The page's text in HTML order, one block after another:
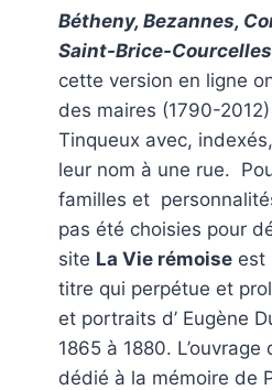
Bétheny, Bezannes,
Saint-Brice-
cette version en ligne
des maires (1790-
Tinqueux avec,
leur nom à une rue.
familles et
pas été choisies pour
site La Vie rémoise est
titre qui perpétue et
et portraits d’ Eugène
1865 à 1880.
dédié à la mémoire de